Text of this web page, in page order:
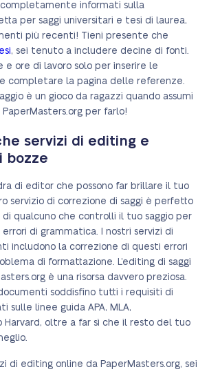
informati sulla
per saggi universitari e tesi di laurea,
più recenti! Tieni presente che
, sei tenuto a includere decine di fonti.
e ore di lavoro solo per inserire le
completare la pagina delle referenze.
è un gioco da ragazzi quando assumi
per farlo!
servizi di editing e
bozze
di editor che possono far brillare il tuo
servizio di correzione di saggi è perfetto
di qualcuno che controlli il tuo saggio per
di grammatica. I nostri servizi di
includono la correzione di questi errori
di formattazione. L’editing di saggi
è una risorsa davvero preziosa.
soddisfino tutti i requisiti di
sulle linee guida APA, MLA,
Harvard, oltre a far sì che il resto del tuo
di editing online da PaperMasters.org, sei